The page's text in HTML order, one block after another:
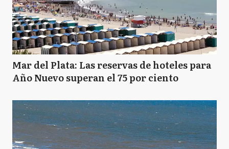
Mar del Plata: Las reservas de hoteles para
Año Nuevo superan el 75 por ciento